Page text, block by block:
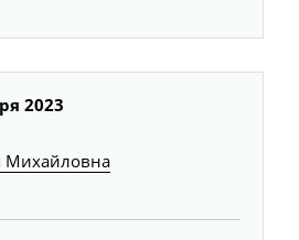
2023
Михайловна